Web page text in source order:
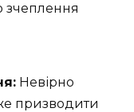
Невірно
призводити